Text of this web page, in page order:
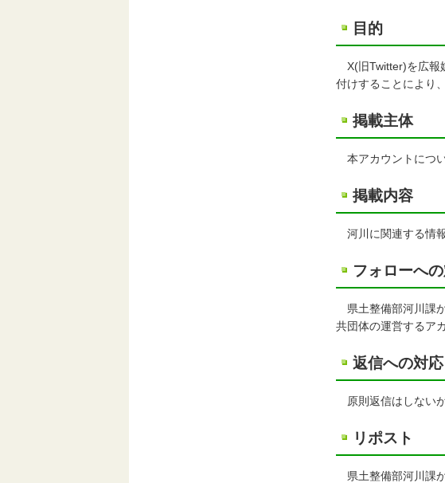
目的
X(旧Twitter)を広報
付けすることにより
掲載主体
本アカウントにつ
掲載内容
河川に関連する情
フォローへ
県土整備部河川課
共団体の運営するア
返信への対応
原則返信はしない
リポスト
県土整備部河川課